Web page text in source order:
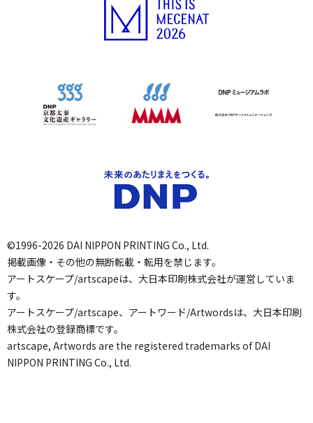
©1996-2026 DAI NIPPON PRINTING Co., Ltd.
掲載画像・その他の無断転載・転用を禁じます。
アートスケープ/artscapeは、大日本印刷株式会社が運営していま
す。
アートスケープ/artscape、アートワード/Artwordsは、大日本印刷
株式会社の登録商標です。
artscape, Artwords are the registered trademarks of DAI
NIPPON PRINTING Co., Ltd.